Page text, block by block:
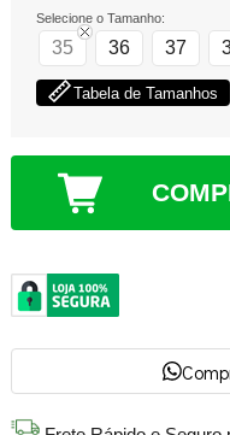
Selecione o Tamanho:
35 36 37
Tabela de Tamanhos